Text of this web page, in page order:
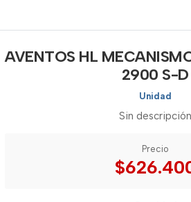
AVENTOS HL
2900 S-D
Unidad
Sin descripción
Precio